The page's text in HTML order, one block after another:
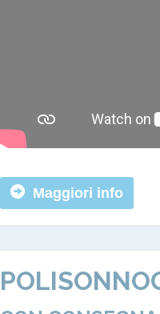
Maggiori info